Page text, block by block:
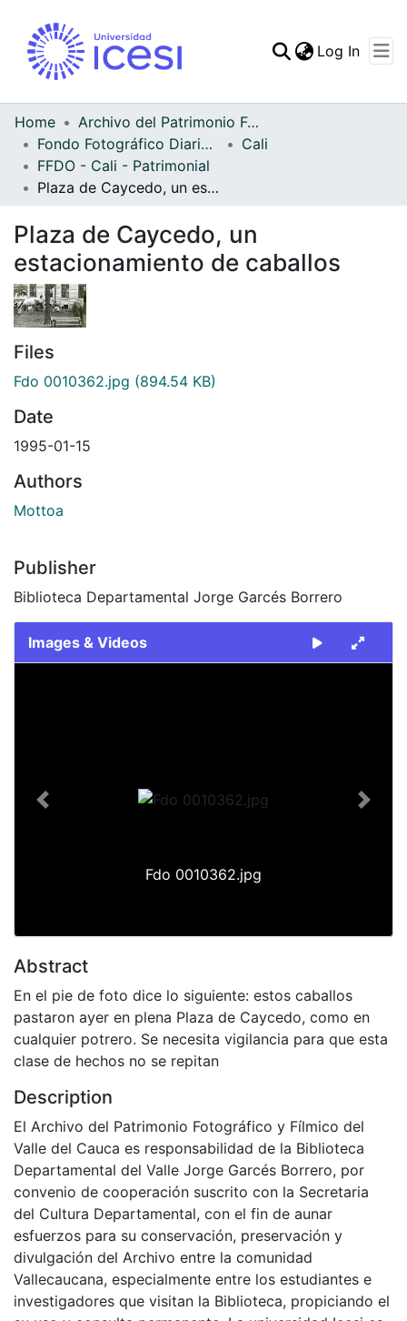
Statistics
Log In
Home
Archivo del Patrimonio Fotográfico y Fílmico del Valle del Cauca
Fondo Fotográfico Diario Occidente
Cali
FFDO - Cali - Patrimonial
Plaza de Caycedo, un estacionamiento de caballos
Plaza de Caycedo, un
estacionamiento de caballos
Files
Fdo 0010362.jpg (894.54 KB)
Date
1995-01-15
Authors
Mottoa
Publisher
Biblioteca Departamental Jorge Garcés Borrero
Images & Videos
Fdo 0010362.jpg
Previous Next
Abstract
En el pie de foto dice lo siguiente: estos caballos
pastaron ayer en plena Plaza de Caycedo, como en
cualquier potrero. Se necesita vigilancia para que esta
clase de hechos no se repitan
Description
El Archivo del Patrimonio Fotográfico y Fílmico del
Valle del Cauca es responsabilidad de la Biblioteca
Departamental del Valle Jorge Garcés Borrero, por
convenio de cooperación suscrito con la Secretaria
del Cultura Departamental, con el fin de aunar
esfuerzos para su conservación, preservación y
divulgación del Archivo entre la comunidad
Vallecaucana, especialmente entre los estudiantes e
investigadores que visitan la Biblioteca, propiciando el